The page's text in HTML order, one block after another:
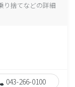
り捨てなどの詳細
043-266-0100